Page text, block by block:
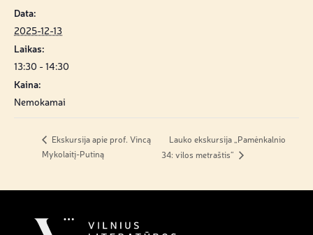
Data:
2025-12-13
Laikas:
13:30 - 14:30
Kaina:
Nemokamai
Ekskursija apie prof. Vincą
Mykolaitį-Putiną
Lauko ekskursija „Pamėnkalnio
34: vilos metraštis“